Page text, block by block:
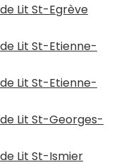
Lit St-Egrève
Lit St-Etienne-
Lit St-Etienne-
Lit St-Georges-
Lit St-Ismier